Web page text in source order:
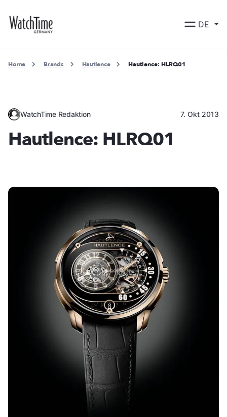
DE
Home Brands Hautlence Hautlence: HLRQ01
WatchTime Redaktion 7. Okt 2013
Hautlence: HLRQ01